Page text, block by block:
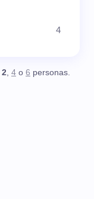
4
2, 4 o 6 personas.